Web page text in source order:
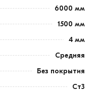
6000 мм
1500 мм
4 мм
Средняя
Без покрытия
Ст3